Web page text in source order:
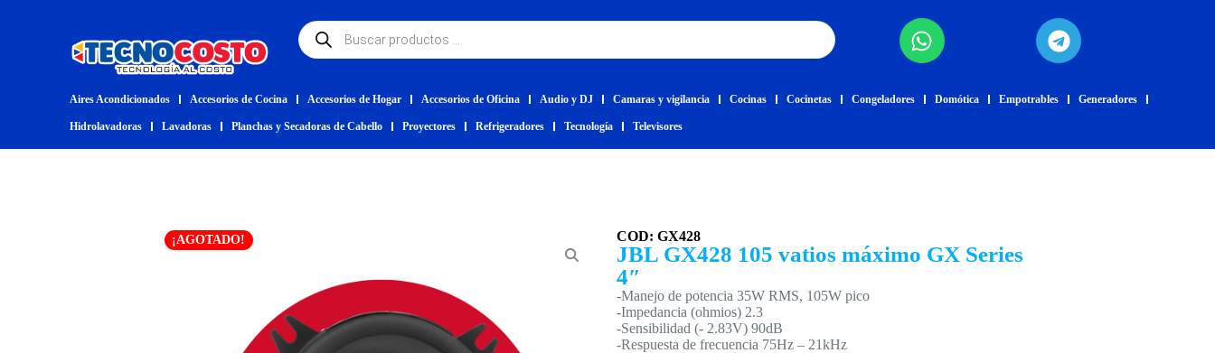
Aires Acondicionados Accesorios de Cocina Accesorios de Hogar Accesorios de Oficina Audio y DJ Camaras y vigilancia Cocinas Cocinetas Congeladores Domótica Empotrables Generadores
Hidrolavadoras Lavadoras Planchas y Secadoras de Cabello Proyectores Refrigeradores Tecnología Televisores
COD: GX428
JBL GX428 105 vatios máximo GX Series
4″
-Manejo de potencia 35W RMS, 105W pico
-Impedancia (ohmios) 2.3
-Sensibilidad (- 2.83V) 90dB
-Respuesta de frecuencia 75Hz – 21kHz